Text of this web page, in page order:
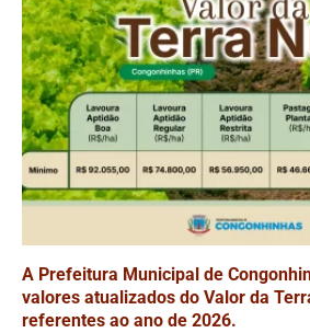
A Prefeitura Municipal de
valores atualizados do Valor da
referentes ao ano de 2026.